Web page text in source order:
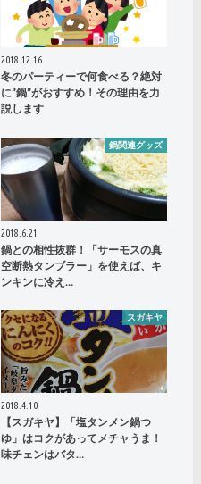
2018.12.16
冬のパーティーで何食べる？絶対
に”鍋”がおすすめ！その理由を力
説します
鍋関連グッズ
2018.6.21
鍋との相性抜群！「サーモスの真
空断熱タンブラー」を使えば、キ
ンキンに冷え…
スガキヤ
2018.4.10
【スガキヤ】「塩タンメン鍋つ
ゆ」はコクがあってメチャうま！
味チェンはバタ…